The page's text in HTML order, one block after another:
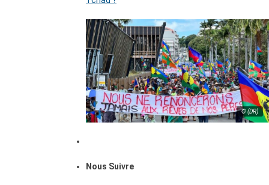
© (DR)
Nous Suivre